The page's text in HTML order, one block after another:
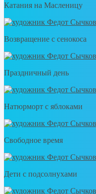
Катания на Масленицу
Возвращение с сенокоса
Праздничный день
Натюрморт с яблоками
Свободное время
Дети с подсолнухами